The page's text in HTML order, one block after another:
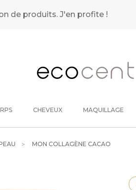
de produits.J'en profite !
CHEVEUX MAQUILLAGE
MON COLLAGÈNE CACAO